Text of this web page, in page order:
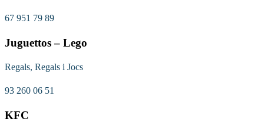
67 951 79 89
Juguettos – Lego
Regals, Regals i Jocs
93 260 06 51
KFC